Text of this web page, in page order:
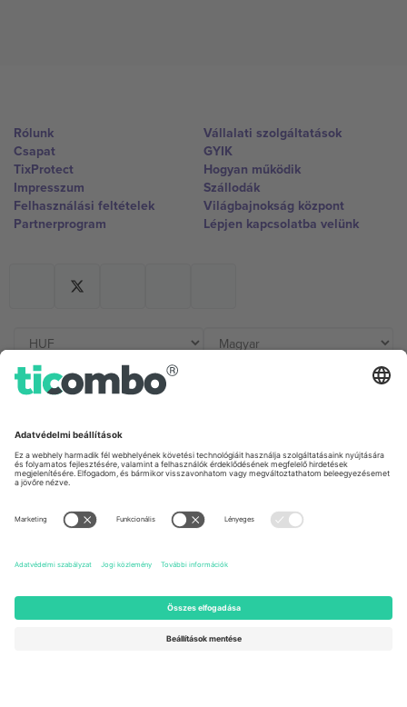
Rólunk
Csapat
TixProtect
Impresszum
Felhasználási feltételek
Partnerprogram
Vállalati szolgáltatások
GYIK
Hogyan működik
Szállodák
Világbajnokság központ
Lépjen kapcsolatba velünk
Germany
Unter den Linden 24, 10117
Berlin, Germany
United Kingdom
167 City Road, London, Greater
Newark, Delaware 19713, United
States
Engelberg, Switzerland